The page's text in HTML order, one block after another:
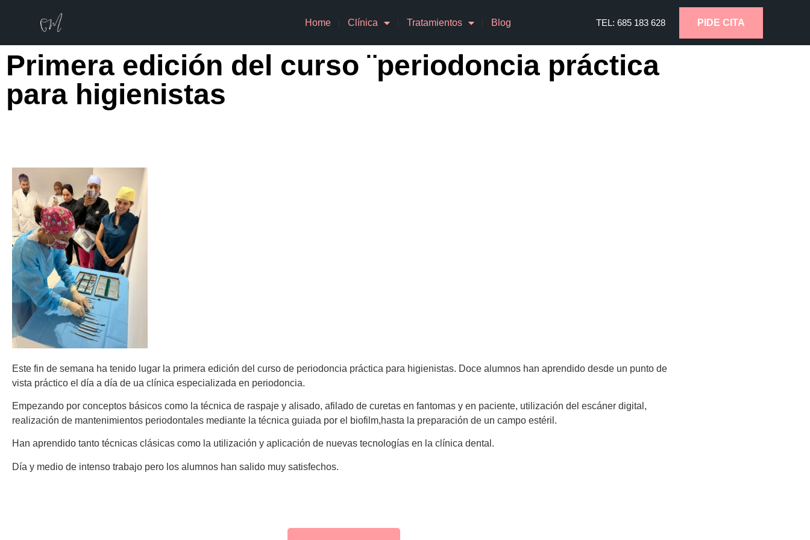
Home Clínica Tratamientos Blog TEL: 685 183 628 PIDE CITA
Primera edición del curso ¨periodoncia práctica
para higienistas
Este fin de semana ha tenido lugar la primera edición del curso de periodoncia práctica para higienistas. Doce alumnos han aprendido desde un punto de
vista práctico el día a día de ua clínica especializada en periodoncia.
Empezando por conceptos básicos como la técnica de raspaje y alisado, afilado de curetas en fantomas y en paciente, utilización del escáner digital,
realización de mantenimientos periodontales mediante la técnica guiada por el biofilm,hasta la preparación de un campo estéril.
Han aprendido tanto técnicas clásicas como la utilización y aplicación de nuevas tecnologías en la clínica dental.
Día y medio de intenso trabajo pero los alumnos han salido muy satisfechos.